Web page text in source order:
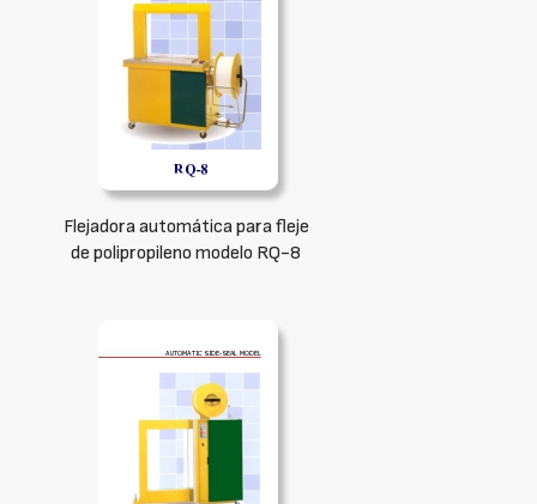
Flejadora automática para fleje
de polipropileno modelo RQ-8